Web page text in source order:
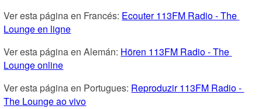
Ver esta página en Francés: Ecouter 113FM Radio - The
Lounge en ligne
Ver esta página en Alemán: Hören 113FM Radio - The
Lounge online
Ver esta página en Portugues: Reproduzir 113FM Radio -
The Lounge ao vivo